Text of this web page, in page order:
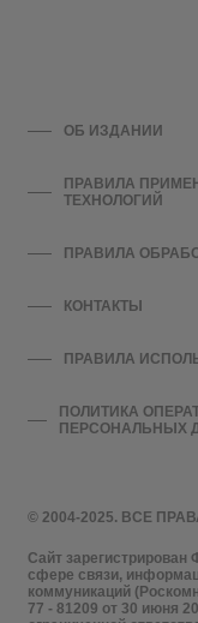
© 2004-2025. ВСЕ
Сайт
сфере связи,
коммуникаций
77 - 81209 от 30 июня
ОБ ИЗДАНИИ
ПРАВИЛА
ТЕХНОЛОГИЙ
ПРАВИЛА
КОНТАКТЫ
ПРАВИЛА
ПОЛИТИКА
ПЕРСОНАЛЬНЫХ